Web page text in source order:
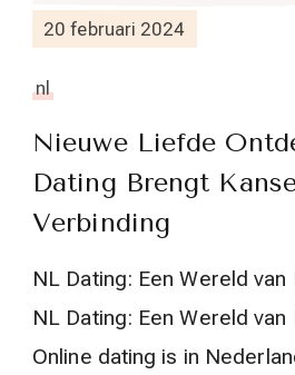
20 februari 2024
nl
Nieuwe Liefde
Dating Brengt
Verbinding
NL Dating: Een Wereld
NL Dating: Een Wereld
Online dating is in